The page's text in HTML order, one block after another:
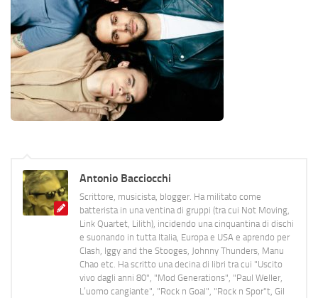
Antonio Bacciocchi
Scrittore, musicista, blogger. Ha militato come
batterista in una ventina di gruppi (tra cui Not Moving,
Link Quartet, Lilith), incidendo una cinquantina di dischi
e suonando in tutta Italia, Europa e USA e aprendo per
Clash, Iggy and the Stooges, Johnny Thunders, Manu
Chao etc. Ha scritto una decina di libri tra cui "Uscito
vivo dagli anni 80", "Mod Generations", "Paul Weller,
L’uomo cangiante", "Rock n Goal", "Rock n Spor"t, Gil